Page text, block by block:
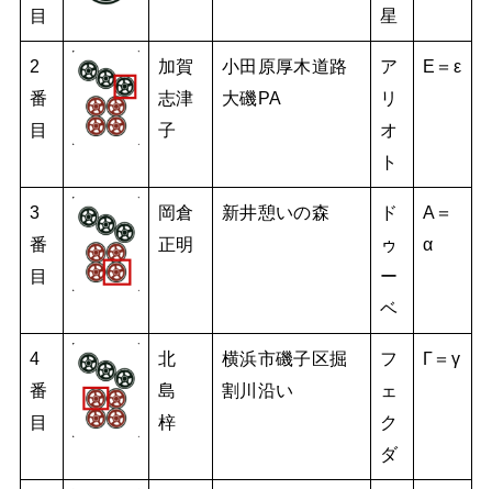
目
星
2
番
目
加賀
志津
子
小田原厚木道路
大磯PA
ア
リ
オ
ト
E＝ε
3
番
目
岡倉
正明
新井憩いの森
ド
ゥ
ー
ベ
A＝
α
4
番
目
北
島
梓
横浜市磯子区掘
割川沿い
フ
ェ
ク
ダ
Γ＝γ